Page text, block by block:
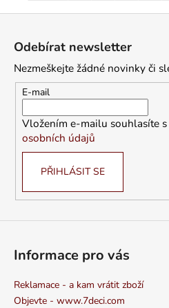
Odebírat newsletter
Nezmeškejte žádné novinky či
E-mail
Vložením e-mailu souhlasíte s
osobních údajů
PŘIHLÁSIT SE
Informace pro vás
Reklamace - a kam vrátit zboží
Objevte - www.7deci.com